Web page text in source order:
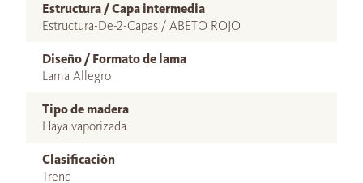
Estructura / Capa intermedia
Estructura-De-2-Capas / ABETO ROJO
Diseño / Formato de lama
Lama Allegro
Tipo de madera
Haya vaporizada
Clasificación
Trend